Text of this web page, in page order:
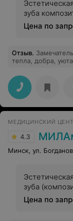
зуба
Цена по
Отзыв.
тепла, добра,
На ресепшене
врачи работают
заниматься
МЕДИЦИНСКИЙ
4.3
Минск, ул.
зуба
Цена по